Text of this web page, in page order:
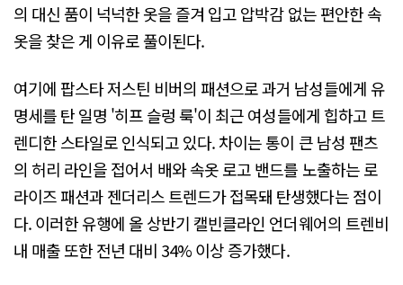
의 대신 품이 넉넉한 옷을 즐겨 입고 압박감 없는 편안한 속
옷을 찾은 게 이유로 풀이된다.
여기에 팝스타 저스틴 비버의 패션으로 과거 남성들에게 유
명세를 탄 일명 '히프 슬렁 룩'이 최근 여성들에게 힙하고 트
렌디한 스타일로 인식되고 있다. 차이는 통이 큰 남성 팬츠
의 허리 라인을 접어서 배와 속옷 로고 밴드를 노출하는 로
라이즈 패션과 젠더리스 트렌드가 접목돼 탄생했다는 점이
다. 이러한 유행에 올 상반기 캘빈클라인 언더웨어의 트렌비
내 매출 또한 전년 대비 34% 이상 증가했다.